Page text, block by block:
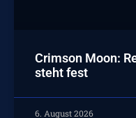
Crimson Moon:
steht fest
6. August 2026